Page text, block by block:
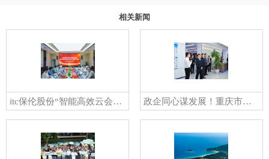
相关新闻
itc保伦股份“智能高效云会务管理系统”项目科技成果通过鉴定，达国内领先水平！ 政企同心谋发展！重庆市江北区委书记陶世祥一行莅临重庆保伦调研指导，为区域高质量发展注入新动能！